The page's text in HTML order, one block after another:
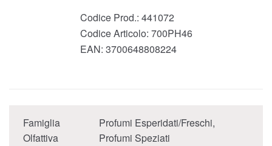
Codice Prod.: 441072
Codice Articolo: 700PH46
EAN: 3700648808224
Famiglia
Olfattiva
Profumi Esperidati/Freschi,
Profumi Speziati